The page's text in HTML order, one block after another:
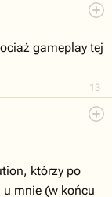
13
gameplay tej
którzy po
mnie (w końcu